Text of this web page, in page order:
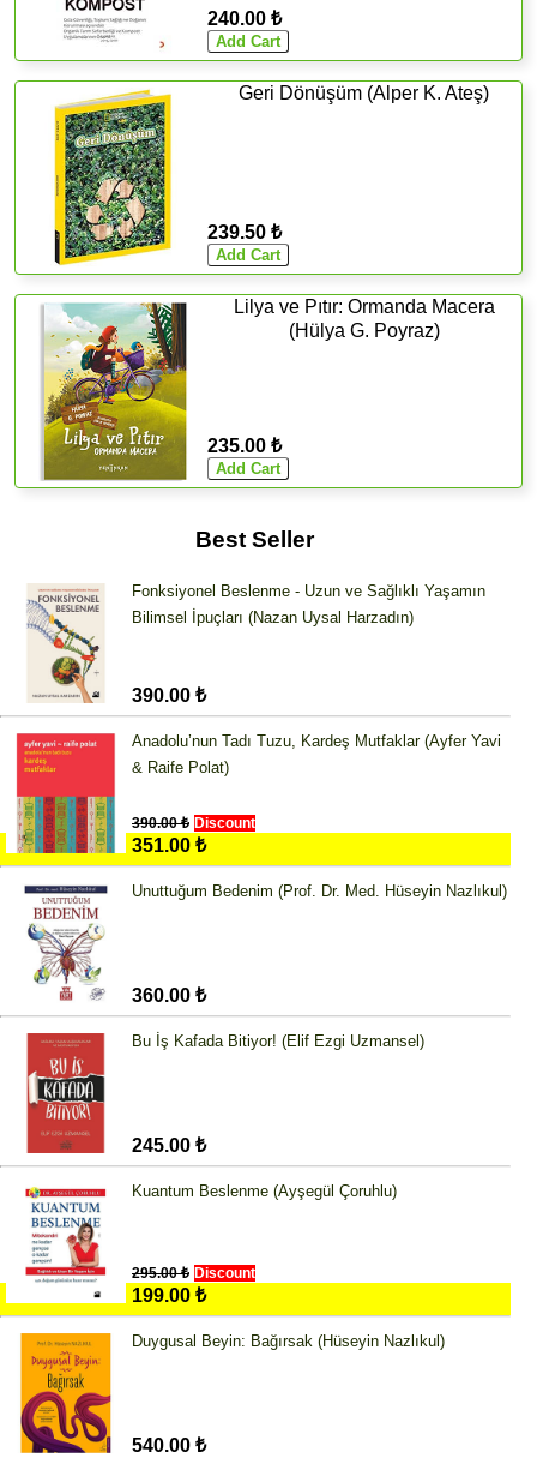
240.00 ₺
Geri Dönüşüm (Alper K. Ateş)
239.50 ₺
Lilya ve Pıtır: Ormanda Macera
(Hülya G. Poyraz)
235.00 ₺
Best Seller
Fonksiyonel Beslenme - Uzun ve Sağlıklı Yaşamın
Bilimsel İpuçları (Nazan Uysal Harzadın)
390.00 ₺
Anadolu’nun Tadı Tuzu, Kardeş Mutfaklar (Ayfer Yavi
& Raife Polat)
390.00 ₺ Discount
351.00 ₺
Unuttuğum Bedenim (Prof. Dr. Med. Hüseyin Nazlıkul)
360.00 ₺
Bu İş Kafada Bitiyor! (Elif Ezgi Uzmansel)
245.00 ₺
Kuantum Beslenme (Ayşegül Çoruhlu)
295.00 ₺ Discount
199.00 ₺
Duygusal Beyin: Bağırsak (Hüseyin Nazlıkul)
540.00 ₺